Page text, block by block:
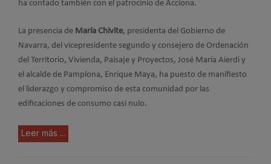
ha contado también con el patrocinio de Acciona.
La presencia de María Chivite, presidenta del Gobierno de
Navarra, del vicepresidente segundo y consejero de Ordenación
del Territorio, Vivienda, Paisaje y Proyectos, José María Aierdi y
el alcalde de Pamplona, Enrique Maya, ha puesto de manifiesto
el liderazgo y compromiso de esta comunidad por las
edificaciones de consumo casi nulo.
Leer más ...